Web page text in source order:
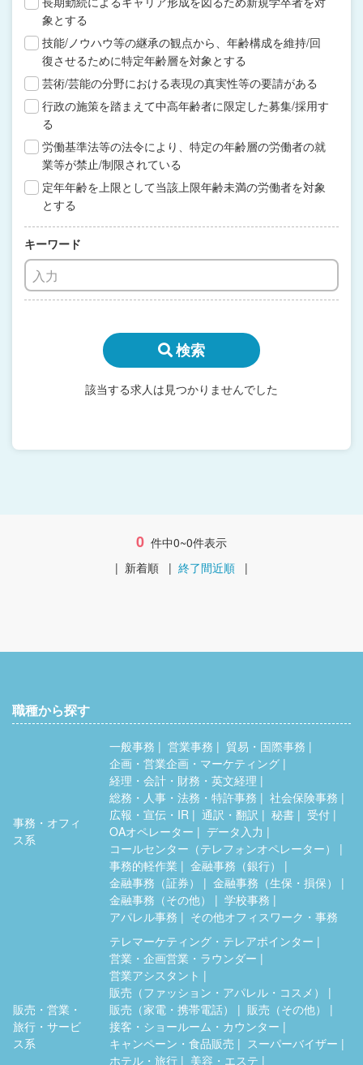
象とする
技能/ノウハウ等の継承の観点から、年齢構成を維持/回
復させるために特定年齢層を対象とする
芸術/芸能の分野における表現の真実性等の要請がある
行政の施策を踏まえて中高年齢者に限定した募集/採用す
る
労働基準法等の法令により、特定の年齢層の労働者の就
業等が禁止/制限されている
定年年齢を上限として当該上限年齢未満の労働者を対象
とする
キーワード
検索
該当する求人は見つかりませんでした
0 件中0~0件表示
| 新着順 | 終了間近順 |
職種から探す
事務・オフィ
ス系
一般事務 営業事務
貿易・国際事務
企画・営業企画・マーケティング
経理・会計・財務・英文経理
総務・人事・法務・特許事務
社会保険事務
広報・宣伝・IR
通訳・翻訳 秘書
受付
OAオペレーター
データ入力
コールセンター（テレフォンオペレーター）
事務的軽作業
金融事務（銀行）
金融事務（証券）
金融事務（生保・損保）
金融事務（その他）
学校事務
アパレル事務
その他オフィスワーク・事務
販売・営業・
旅行・サービ
ス系
テレマーケティング・テレアポインター
営業・企画営業・ラウンダー
営業アシスタント
販売（ファッション・アパレル・コスメ）
販売（家電・携帯電話）
販売（その他）
接客・ショールーム・カウンター
キャンペーン・食品販売
スーパーバイザー
ホテル・旅行
美容・エステ